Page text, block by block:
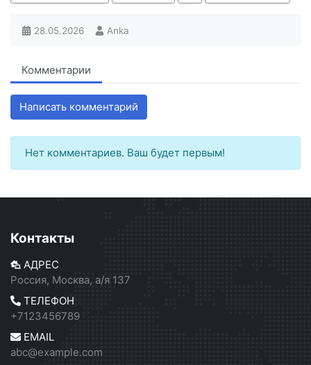
28.05.2026 Anka
Комментарии
Написать комментарий
Нет комментариев. Ваш будет первым!
Контакты
АДРЕС
Россия, Москва, а/я 137
ТЕЛЕФОН
+7123456789
EMAIL
abc@example.com